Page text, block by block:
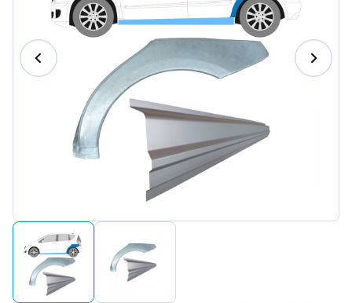
Suomen
Hrvatski
Português
Slovenian
Latvian
Slovenčina